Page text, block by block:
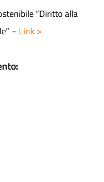
“Diritto alla
–Link >